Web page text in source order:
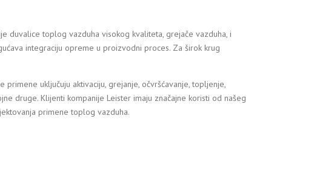
duvalice toplog vazduha visokog kvaliteta, grejače vazduha, i
integraciju opreme u proizvodni proces. Za širok krug
uključuju aktivaciju, grejanje, očvršćavanje, topljenje,
druge. Klijenti kompanije Leister imaju značajne koristi od našeg
primene toplog vazduha.